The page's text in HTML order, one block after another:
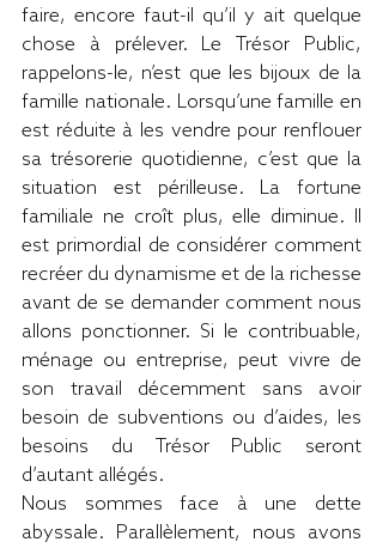
faire, encore faut-il qu’il y ait quelque
chose à prélever. Le Trésor Public,
rappelons-le, n’est que les bijoux de la
famille nationale. Lorsqu’une famille en
est réduite à les vendre pour renflouer
sa trésorerie quotidienne, c’est que la
situation est périlleuse. La fortune
familiale ne croît plus, elle diminue. Il
est primordial de considérer comment
recréer du dynamisme et de la richesse
avant de se demander comment nous
allons ponctionner. Si le contribuable,
ménage ou entreprise, peut vivre de
son travail décemment sans avoir
besoin de subventions ou d’aides, les
besoins du Trésor Public seront
d’autant allégés.
Nous sommes face à une dette
abyssale. Parallèlement, nous avons